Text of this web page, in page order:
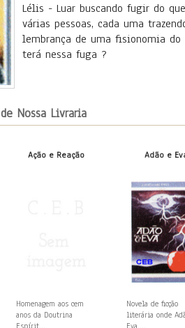
Lélis - Luar buscando fugir do
várias pessoas, cada uma
lembrança de uma fisionomia do
terá nessa fuga ?
Nossa Livraria
Ação e Reação
Homenagem aos cem
anos da Doutrina
Adão e
Novela de ficção
literária onde